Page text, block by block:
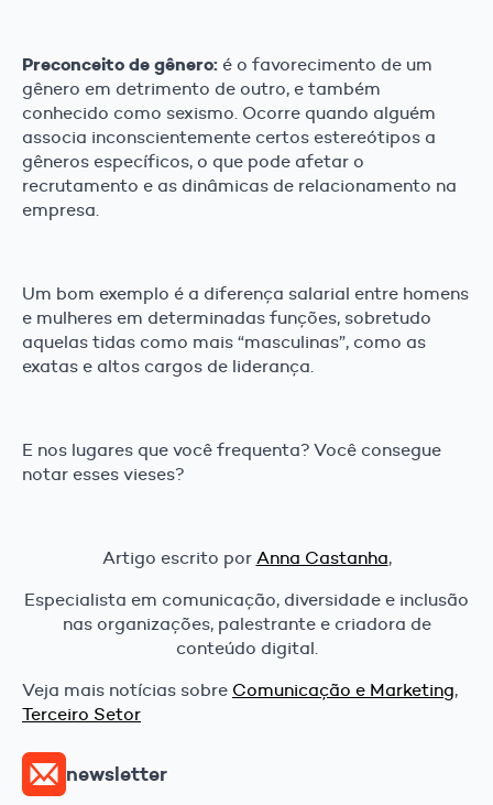
Preconceito de gênero: é o favorecimento de um
gênero em detrimento de outro, e também
conhecido como sexismo. Ocorre quando alguém
associa inconscientemente certos estereótipos a
gêneros específicos, o que pode afetar o
recrutamento e as dinâmicas de relacionamento na
empresa.
Um bom exemplo é a diferença salarial entre homens
e mulheres em determinadas funções, sobretudo
aquelas tidas como mais “masculinas”, como as
exatas e altos cargos de liderança.
E nos lugares que você frequenta? Você consegue
notar esses vieses?
Artigo escrito por Anna Castanha,
Especialista em comunicação, diversidade e inclusão
nas organizações, palestrante e criadora de
conteúdo digital.
Veja mais notícias sobre Comunicação e Marketing,
Terceiro Setor
newsletter